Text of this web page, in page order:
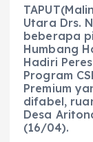
Utara Drs.
beberapa
Humbang
Hadiri
Program
Premium
difabel,
Desa
(16/04).